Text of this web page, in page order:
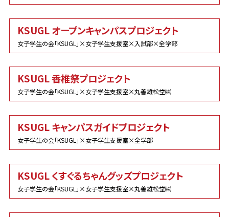
KSUGL オープンキャンパスプロジェクト
女子学生の会「KSUGL」×女子学生支援室×入試部×全学部
KSUGL 香椎祭プロジェクト
女子学生の会「KSUGL」×女子学生支援室×丸善雄松堂㈱
KSUGL キャンパスガイドプロジェクト
女子学生の会「KSUGL」×女子学生支援室×全学部
KSUGL くすぐるちゃんグッズプロジェクト
女子学生の会「KSUGL」×女子学生支援室×丸善雄松堂㈱